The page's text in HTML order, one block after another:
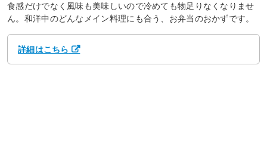
食感だけでなく風味も美味しいので冷めても物足りなくなりませ
ん。和洋中のどんなメイン料理にも合う、お弁当のおかずです。
詳細はこちら